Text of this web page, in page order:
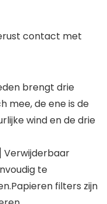
contact met
brengt drie
mee, de ene is de
wind en de drie
Verwijderbaar
te
filters zijn